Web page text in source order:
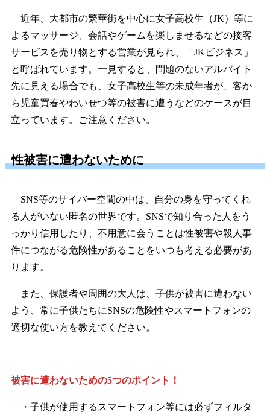
近年、大都市の繁華街を中心に女子高校生（JK）等に
よるマッサージ、会話やゲームを楽しませるなどの接客
サービスを売り物とする営業が見られ、「JKビジネス」
と呼ばれています。一見すると、問題のないアルバイト
先に見える場合でも、女子高校生等の未成年者が、客か
ら児童買春やわいせつ等の被害に遭うなどのケースが目
立っています。ご注意ください。
性被害に遭わないために
SNS等のサイバー空間の中は、自分の身を守ってくれ
る人がいない匿名の世界です。SNSで知り合った人をう
っかり信用したり、不用意に会うことは性被害や殺人事
件につながる危険性があることをいつも考える必要があ
ります。
また、保護者や周囲の大人は、子供が被害に遭わない
よう、常に子供たちにSNSの危険性やスマートフォンの
適切な使い方を教えてください。
被害に遭わないための5つのポイント！
・子供が使用するスマートフォン等には必ずフィルタ